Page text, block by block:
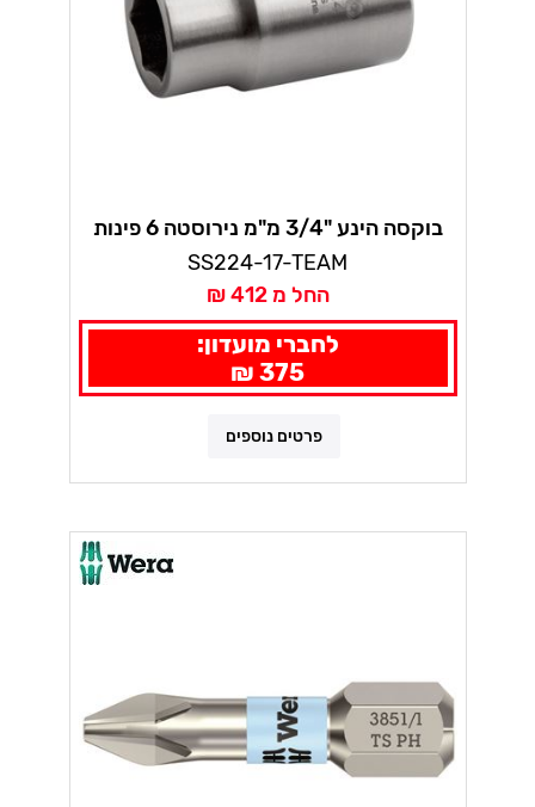
בוקסה הינע "3/4 מ"מ נירוסטה 6 פינות
בקו
SS224-17-TEAM
החל מ 412 ₪
לחברי מועדון:
375 ₪
פרטים נוספים